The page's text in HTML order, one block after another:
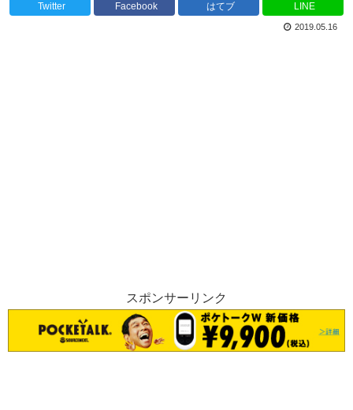
Twitter Facebook はてブ LINE
2019.05.16
スポンサーリンク